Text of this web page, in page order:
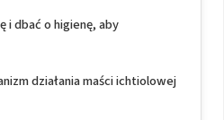
i dbać o higienę, aby
działania maści ichtiolowej